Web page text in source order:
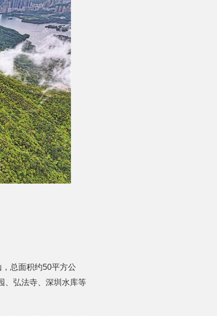
总面积约50平方公
、弘法寺、深圳水库等